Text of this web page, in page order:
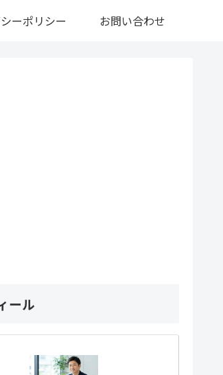
ーポリシー お問い合わせ
ール